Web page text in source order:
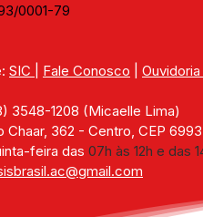
0001-79
SIC Fale Conosco Ouvidoria
3548-1208 (Micaelle Lima)
Chaar, 362 - Centro, CEP
feira das 07h às 12h e das
@gmail.com